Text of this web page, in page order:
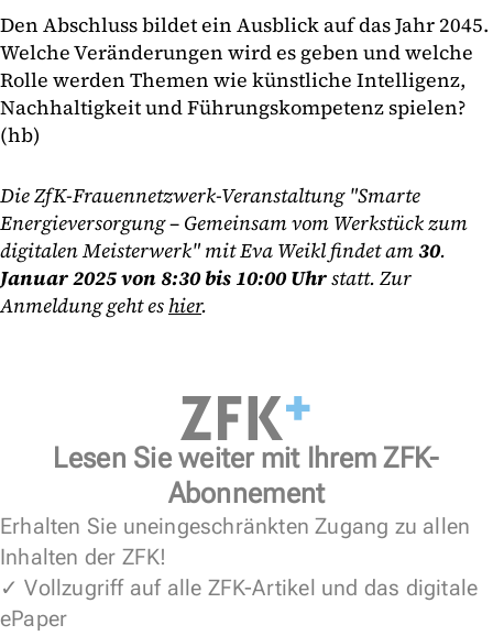
Den Abschluss bildet ein Ausblick auf das Jahr 2045.
Welche Veränderungen wird es geben und welche
Rolle werden Themen wie künstliche Intelligenz,
Nachhaltigkeit und Führungskompetenz spielen?
(hb)
Die ZfK-Frauennetzwerk-Veranstaltung "Smarte
Energieversorgung– Gemeinsam vom Werkstück zum
digitalen Meisterwerk" mit Eva Weikl findet am30.
Januar 2025 von 8:30 bis 10:00 Uhrstatt. Zur
Anmeldung geht es hier.
Lesen Sie weiter mit Ihrem ZFK-
Abonnement
Erhalten Sie uneingeschränkten Zugang zu allen
Inhalten der ZFK!
✓ Vollzugriff auf alle ZFK-Artikel und das digitale
ePaper